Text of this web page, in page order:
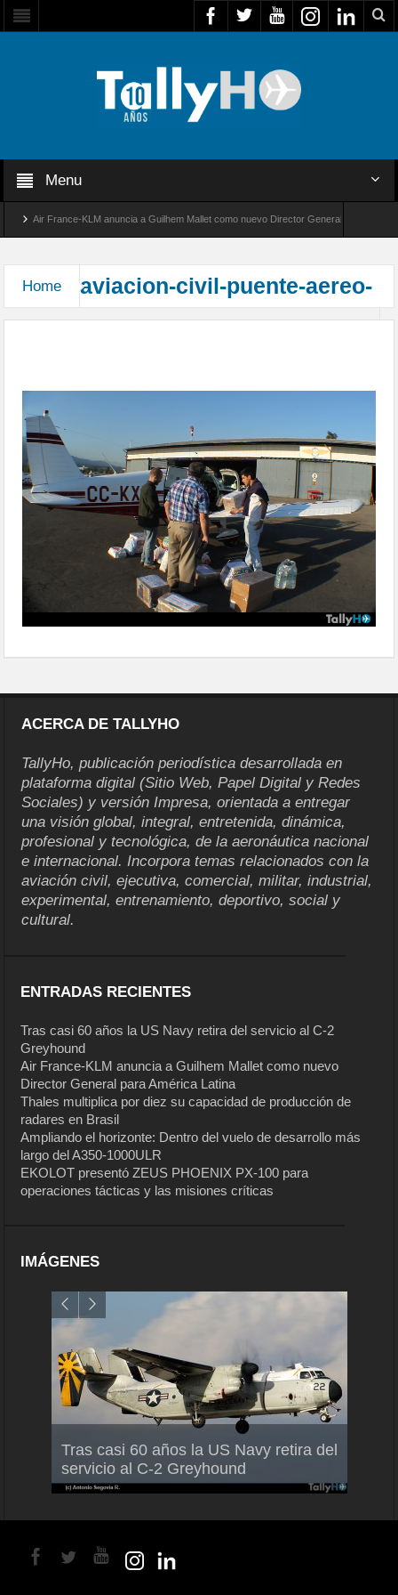
Menu
Air France-KLM anuncia a Guilhem Mallet como nuevo Director General para América
Home aviacion-civil-puente-aereo-
cas-al-norte03
ACERCA DE TALLYHO
TallyHo, publicación periodística desarrollada en
plataforma digital (Sitio Web, Papel Digital y Redes
Sociales) y versión Impresa, orientada a entregar
una visión global, integral, entretenida, dinámica,
profesional y tecnológica, de la aeronáutica nacional
e internacional. Incorpora temas relacionados con la
aviación civil, ejecutiva, comercial, militar, industrial,
experimental, entrenamiento, deportivo, social y
cultural.
ENTRADAS RECIENTES
Tras casi 60 años la US Navy retira del servicio al C-2
Greyhound
Air France-KLM anuncia a Guilhem Mallet como nuevo
Director General para América Latina
Thales multiplica por diez su capacidad de producción de
radares en Brasil
Ampliando el horizonte: Dentro del vuelo de desarrollo más
largo del A350-1000ULR
EKOLOT presentó ZEUS PHOENIX PX-100 para
operaciones tácticas y las misiones críticas
IMÁGENES
Tras casi 60 años la US Navy retira del
servicio al C-2 Greyhound
Air France-KLM anuncia a Guilhem
Mallet como nuevo Director General
para América Latina